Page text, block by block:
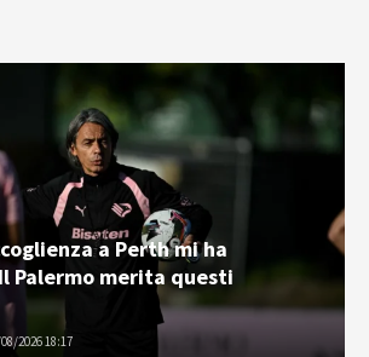
a Perth mi ha
Palermo merita questi
2026 18:17